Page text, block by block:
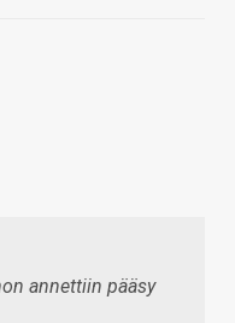
annettiin pääsy